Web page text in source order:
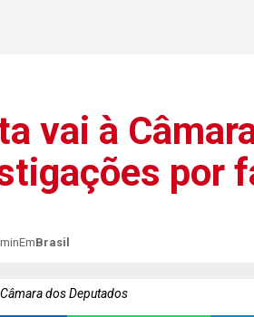
vai à
por
EmBrasil
dos Deputados